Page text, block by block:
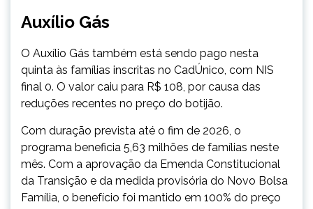
Auxílio Gás
O Auxílio Gás também está sendo pago nesta
quinta às famílias inscritas no CadÚnico, com NIS
final 0. O valor caiu para R$ 108, por causa das
reduções recentes no preço do botijão.
Com duração prevista até o fim de 2026, o
programa beneficia 5,63 milhões de famílias neste
mês. Com a aprovação da Emenda Constitucional
da Transição e da medida provisória do Novo Bolsa
Família, o benefício foi mantido em 100% do preço